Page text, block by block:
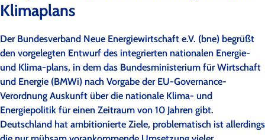
Klimaplans
Der Bundesverband Neue Energiewirtschaft e.V. (bne) begrüßt
den vorgelegten Entwurf des integrierten nationalen Energie-
und Klima-plans, in dem das Bundesministerium für Wirtschaft
und Energie (BMWi) nach Vorgabe der EU-Governance-
Verordnung Auskunft über die nationale Klima- und
Energiepolitik für einen Zeitraum von 10 Jahren gibt.
Deutschland hat ambitionierte Ziele, problematisch ist allerdings